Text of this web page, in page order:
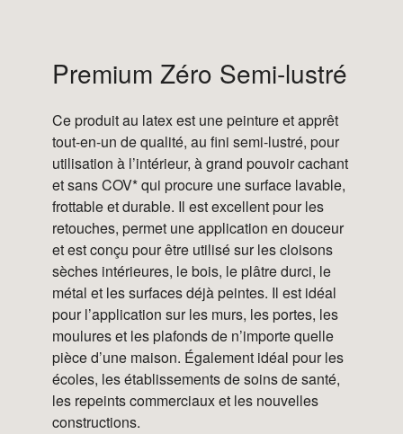
Premium Zéro Semi-lustré
Ce produit au latex est une peinture et apprêt
tout-en-un de qualité, au fini semi-lustré, pour
utilisation à l’intérieur, à grand pouvoir cachant
et sans COV* qui procure une surface lavable,
frottable et durable. Il est excellent pour les
retouches, permet une application en douceur
et est conçu pour être utilisé sur les cloisons
sèches intérieures, le bois, le plâtre durci, le
métal et les surfaces déjà peintes. Il est idéal
pour l’application sur les murs, les portes, les
moulures et les plafonds de n’importe quelle
pièce d’une maison. Également idéal pour les
écoles, les établissements de soins de santé,
les repeints commerciaux et les nouvelles
constructions.